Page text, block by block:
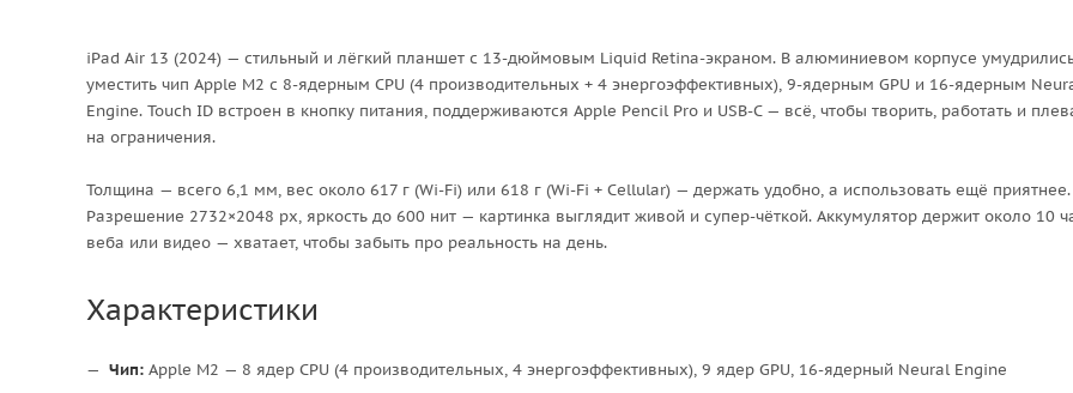
iPad Air 13 (2024) — стильный и лёгкий планшет с 13-дюймовым Liquid Retina-экраном. В алюминиевом корпусе
уместить чип Apple M2 с 8-ядерным CPU (4 производительных + 4 энергоэффективных), 9-ядерным GPU и 16-ядерным
Engine. Touch ID встроен в кнопку питания, поддерживаются Apple Pencil Pro и USB-C — всё, чтобы творить, работать и
на ограничения.
Толщина — всего 6,1 мм, вес около 617 г (Wi-Fi) или 618 г (Wi-Fi + Cellular) — держать удобно, а использовать ещё приятнее.
Разрешение 2732×2048 px, яркость до 600 нит — картинка выглядит живой и супер-чёткой. Аккумулятор держит около 10
веба или видео — хватает, чтобы забыть про реальность на день.
Характеристики
Чип: Apple M2 — 8 ядер CPU (4 производительных, 4 энергоэффективных), 9 ядер GPU, 16-ядерный Neural Engine